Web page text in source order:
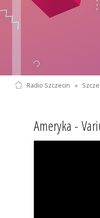
Radio Szczecin »
Ameryka -